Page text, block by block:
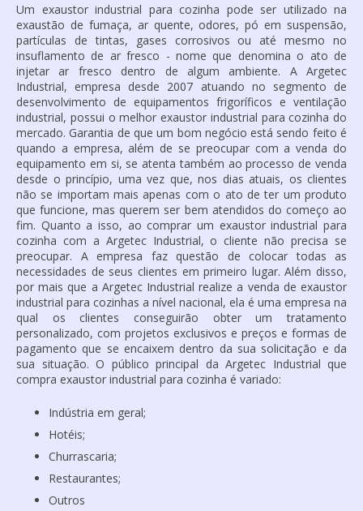
Um exaustor industrial para cozinha pode ser utilizado na
exaustão de fumaça, ar quente, odores, pó em suspensão,
partículas de tintas, gases corrosivos ou até mesmo no
insuflamento de ar fresco - nome que denomina o ato de
injetar ar fresco dentro de algum ambiente. A Argetec
Industrial, empresa desde 2007 atuando no segmento de
desenvolvimento de equipamentos frigoríficos e ventilação
industrial, possui o melhor exaustor industrial para cozinha do
mercado. Garantia de que um bom negócio está sendo feito é
quando a empresa, além de se preocupar com a venda do
equipamento em si, se atenta também ao processo de venda
desde o princípio, uma vez que, nos dias atuais, os clientes
não se importam mais apenas com o ato de ter um produto
que funcione, mas querem ser bem atendidos do começo ao
fim. Quanto a isso, ao comprar um exaustor industrial para
cozinha com a Argetec Industrial, o cliente não precisa se
preocupar. A empresa faz questão de colocar todas as
necessidades de seus clientes em primeiro lugar. Além disso,
por mais que a Argetec Industrial realize a venda de exaustor
industrial para cozinhas a nível nacional, ela é uma empresa na
qual os clientes conseguirão obter um tratamento
personalizado, com projetos exclusivos e preços e formas de
pagamento que se encaixem dentro da sua solicitação e da
sua situação. O público principal da Argetec Industrial que
compra exaustor industrial para cozinha é variado:
Indústria em geral;
Hotéis;
Churrascaria;
Restaurantes;
Outros